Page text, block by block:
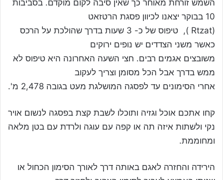
השמש זורחת מאוחר כך שאין סיבה לקום מוקדם. בסביבות
10 בבוקר יצאנו לכיוון פסגת הרטזאט
(Rtzat ), טיפוס של כ- 3 שעות בדרך שהולכת על הרכס
כאשר משני הצדדים יש נופים ירוקים
משובצים אגמים רבים. חצי השעה האחרונה היא טיפוס לא
ממש בדרך אבל הכל מסומן וצריך לעקוב
אחרי הסימונים עד לפסגה המושלגת מעט בגובה 2,478 מ'.
קחו אתכם אוכל וגזיה ותוכלו לשבת קצת בפסגה לנשום אויר
נקי ולשתות איזה תה או קפה עם עוגה ולרדת עם בטן מלאה
ומחוממת.
הירידה והחזרה לאגם באותה דרך לאורך הסימון הכחול או